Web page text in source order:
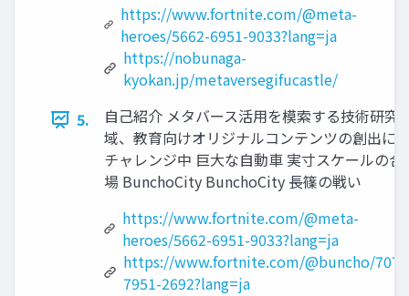
https://www.fortnite.com/@meta-
heroes/5662-6951-9033?lang=ja
https://nobunaga-
kyokan.jp/metaversegifucastle/
5.
自己紹介 メタバース活用を模索する技術研究
域、教育向けオリジナルコンテンツの創出に
チャレンジ中 巨大な自動車 実寸スケールの合
場 BunchoCity BunchoCity 長篠の戦い
https://www.fortnite.com/@meta-
heroes/5662-6951-9033?lang=ja
https://www.fortnite.com/@buncho/
7951-2692?lang=ja